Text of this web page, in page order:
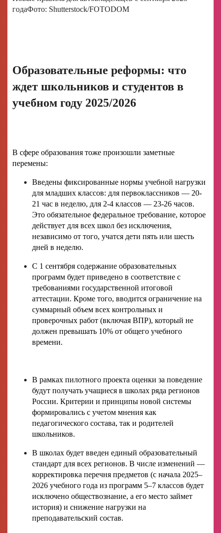
годаФото: Shutterstock/FOTODOM
Образовательные реформы: что
ждет школьников и студентов в
учебном году 2025/2026
В сфере образования тоже произошли заметные
перемены:
Введены фиксированные нормы учебной нагрузки
для младших классов: для первоклассников — 20-
21 час в неделю, для 2-4 классов — 23-26 часов.
Это обязательное федеральное требование, которое
действует для всех школ без исключения,
независимо от того, учатся дети пять или шесть
дней в неделю.
С 1 сентября содержание образовательных
программ будет приведено в соответствие с
требованиями государственной итоговой
аттестации. Кроме того, вводится ограничение на
суммарный объем всех контрольных и
проверочных работ (включая ВПР), который не
должен превышать 10% от общего учебного
времени.
В рамках пилотного проекта оценки за поведение
будут получать учащиеся в школах ряда регионов
России. Критерии и принципы новой системы
формировались с учетом мнения как
педагогического состава, так и родителей
школьников.
В школах будет введен единый образовательный
стандарт для всех регионов. В числе изменений —
корректировка перечня предметов (с начала 2025–
2026 учебного года из программ 5–7 классов будет
исключено обществознание, а его место займет
история) и снижение нагрузки на
преподавательский состав.